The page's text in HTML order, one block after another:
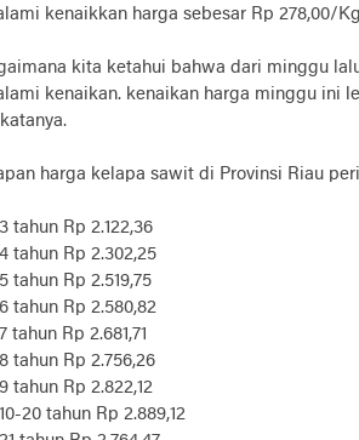
kenaikkan harga sebesar Rp 278,00/
kita ketahui bahwa dari minggu
kenaikan. kenaikan harga minggu ini
harga kelapa sawit di Provinsi Riau
tahun Rp 2.122,36
tahun Rp 2.302,25
tahun Rp 2.519,75
tahun Rp 2.580,82
tahun Rp 2.681,71
tahun Rp 2.756,26
tahun Rp 2.822,12
20 tahun Rp 2.889,12